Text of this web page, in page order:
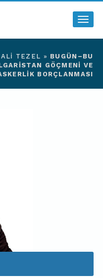
ALI TEZEL » BUGÜN–BU
GÖÇMENI VE
BORÇLANMASI